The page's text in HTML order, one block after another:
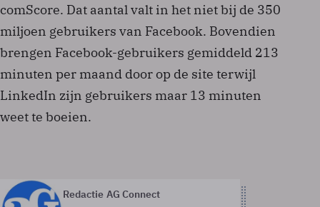
comScore. Dat aantal valt in het niet bij de 350
miljoen gebruikers van Facebook. Bovendien
brengen Facebook-gebruikers gemiddeld 213
minuten per maand door op de site terwijl
LinkedIn zijn gebruikers maar 13 minuten
weet te boeien.
Redactie AG Connect